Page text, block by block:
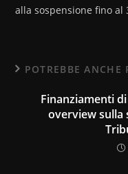
alla sospensione fino al
POTREBBE ANCHE
Finanziamenti
overview sulla